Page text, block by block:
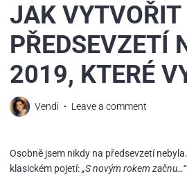
JAK VYTVOŘIT
PŘEDSEVZETÍ
2019, KTERÉ
Vendi Leave a comment
Osobně jsem nikdy na předsevzetí
klasickém pojetí:„S novým rokem začnu…“